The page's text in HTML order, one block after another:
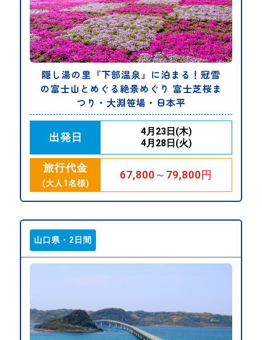
隠し湯の里『下部温泉』に泊まる！冠雪
の富士山とめぐる絶景めぐり 富士芝桜ま
つり・大淵笹場・日本平
出発日
4月23日(木)
4月28日(火)
旅行代金
(大人1名様)
67,800～79,800円
山口県・2日間